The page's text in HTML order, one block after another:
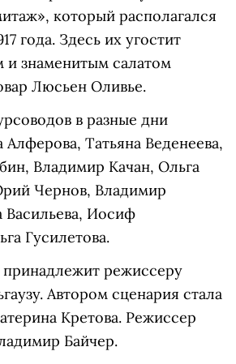
который располагался
года. Здесь их угостит
и знаменитым салатом
Люсьен Оливье.
в разные дни
Татьяна Веденеева,
Владимир Качан, Ольга
Чернов, Владимир
Васильева, Иосиф
Гусилетова.
принадлежит режиссеру
Автором сценария стала
Кретова. Режиссер
Байчер.